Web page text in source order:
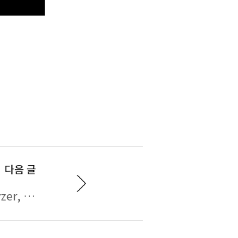
다음 글
Handheld Cable and Antenna Analyzer, XCAT-CAN